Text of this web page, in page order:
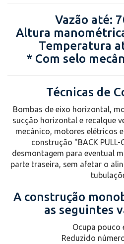
Vazão até:
Altura
Temperatura
* Com selo
Técnicas de
Bombas de eixo horizontal,
sucção horizontal e recalque
mecânico, motores elétricos
construção "BACK
desmontagem para eventual
parte traseira, sem afetar o
A construção
as seguintes
Ocupa pouco
Reduzido